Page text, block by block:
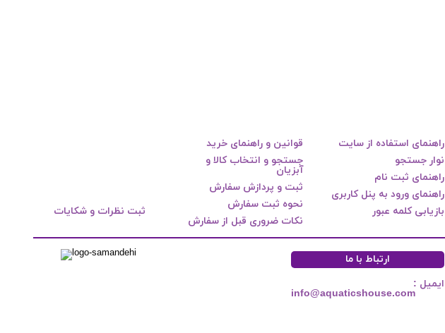
راهنمای استفاده از سایت
نوار جستجو
راهنمای ثبت نام
راهنمای ورود به پنل کاربری
بازیابی کلمه عبور
قوانین و راهنمای خرید
جستجو و انتخاب کالا و
آبزیان
ثبت و پردازش سفارش
نحوه ثبت سفارش
نکات ضروری قبل از سفارش
ثبت نظرات و شکایات
ارتباط با ما
ایمیل :
info@aquaticshouse.com